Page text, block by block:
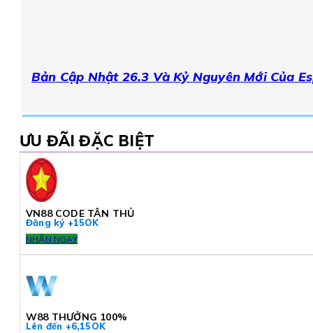
Bản Cập Nhật 26.3 Và Kỷ Nguyên Mới Của
ƯU ĐÃI ĐẶC BIỆT
VN88 CODE TÂN THỦ
Đăng ký +15OK
NHẬN NGAY
W88 THƯỞNG 100%
Lên đến +6,15OK